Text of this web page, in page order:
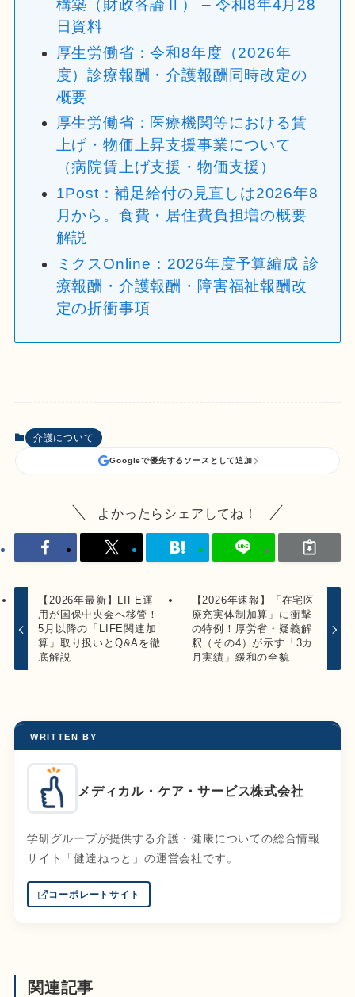
構築（財政各論Ⅱ） – 令和8年4月28
日資料
厚生労働省：令和8年度（2026年
度）診療報酬・介護報酬同時改定の
概要
厚生労働省：医療機関等における賃
上げ・物価上昇支援事業について
（病院賃上げ支援・物価支援）
1Post：補足給付の見直しは2026年8
月から。食費・居住費負担増の概要
解説
ミクスOnline：2026年度予算編成 診
療報酬・介護報酬・障害福祉報酬改
定の折衝事項
介護について
Googleで優先するソースとして追加
よかったらシェアしてね！
【2026年最新】LIFE運
用が国保中央会へ移管！
5月以降の「LIFE関連加
算」取り扱いとQ&Aを徹
底解説
【2026年速報】「在宅医
療充実体制加算」に衝撃
の特例！厚労省・疑義解
釈（その4）が示す「3カ
月実績」緩和の全貌
WRITTEN BY
メディカル・ケア・サービス株式会社
学研グループが提供する介護・健康についての総合情報
サイト「健達ねっと」の運営会社です。
コーポレートサイト
関連記事